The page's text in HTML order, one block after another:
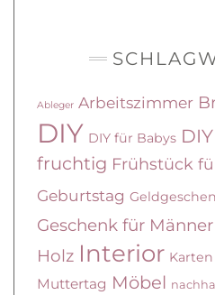
Ableger Arbeitszimmer
DIY DIY für Babys
fruchtig Frühstück
Geburtstag
Geschenk für Männer
Holz Interior Karten
Muttertag Möbel